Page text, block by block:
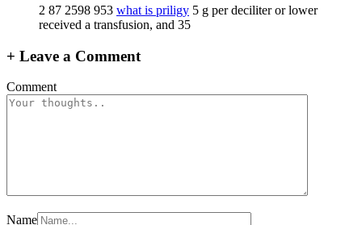
2 87 2598 953 what is priligy 5 g per deciliter or lower
received a transfusion, and 35
+ Leave a Comment
Comment
Name